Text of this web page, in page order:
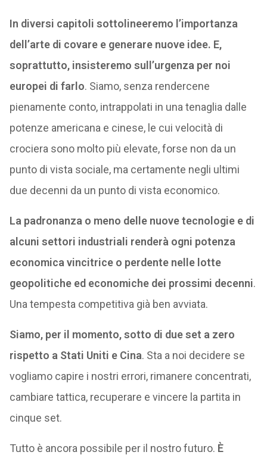
In diversi capitoli sottolineeremo l’importanza
dell’arte di covare e generare nuove idee. E,
soprattutto, insisteremo sull’urgenza per noi
europei di farlo. Siamo, senza rendercene
pienamente conto, intrappolati in una tenaglia dalle
potenze americana e cinese, le cui velocità di
crociera sono molto più elevate, forse non da un
punto di vista sociale, ma certamente negli ultimi
due decenni da un punto di vista economico.
La padronanza o meno delle nuove tecnologie e di
alcuni settori industriali renderà ogni potenza
economica vincitrice o perdente nelle lotte
geopolitiche ed economiche dei prossimi decenni.
Una tempesta competitiva già ben avviata.
Siamo, per il momento, sotto di due set a zero
rispetto a Stati Uniti e Cina. Sta a noi decidere se
vogliamo capire i nostri errori, rimanere concentrati,
cambiare tattica, recuperare e vincere la partita in
cinque set.
Tutto è ancora possibile per il nostro futuro. È